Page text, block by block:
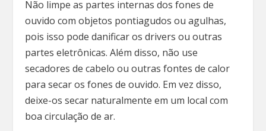
Não limpe as partes internas dos fones de
ouvido com objetos pontiagudos ou agulhas,
pois isso pode danificar os drivers ou outras
partes eletrônicas. Além disso, não use
secadores de cabelo ou outras fontes de calor
para secar os fones de ouvido. Em vez disso,
deixe-os secar naturalmente em um local com
boa circulação de ar.